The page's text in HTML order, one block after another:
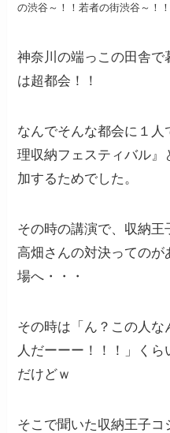
の渋谷～！！若者の街渋谷～！
神奈川の端っこの田舎
は超都会！！
なんでそんな都会に１
理収納フェスティバル
加するためでした。
その時の講演で、収納
高畑さんの対決っての
場へ・・・
その時は「ん？この人
人だーーー！！！」く
だけどｗ
そこで聞いた収納王子コ